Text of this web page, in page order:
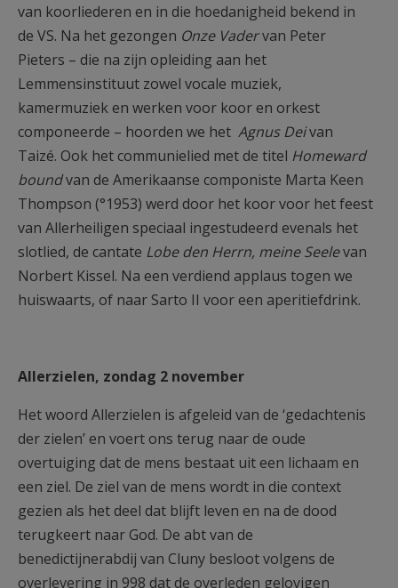
van koorliederen en in die hoedanigheid bekend in
de VS. Na het gezongen Onze Vadervan Peter
Pieters – die na zijn opleiding aan het
Lemmensinstituut zowel vocale muziek,
kamermuziek en werken voor koor en orkest
componeerde – hoorden we het Agnus Deivan
Taizé. Ook het communielied met de titel Homeward
boundvan de Amerikaanse componiste Marta Keen
Thompson (°1953) werd door het koor voor het feest
van Allerheiligen speciaal ingestudeerd evenals het
slotlied, de cantate Lobe den Herrn, meine Seelevan
Norbert Kissel. Na een verdiend applaus togen we
huiswaarts, of naar Sarto II voor een aperitiefdrink.
Allerzielen, zondag 2 november
Het woord Allerzielen is afgeleid van de ‘gedachtenis
der zielen’ en voert ons terug naar de oude
overtuiging dat de mens bestaat uit een lichaam en
een ziel. De ziel van de mens wordt in die context
gezien als het deel dat blijft leven en na de dood
terugkeert naar God. De abt van de
benedictijnerabdij van Cluny besloot volgens de
overlevering in 998 dat de overleden gelovigen